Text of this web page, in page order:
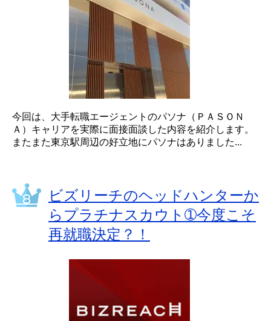
今回は、大手転職エージェントのパソナ（ＰＡＳＯＮ
Ａ）キャリアを実際に面接面談した内容を紹介します。
またまた東京駅周辺の好立地にパソナはありました...
ビズリーチのヘッドハンターか
らプラチナスカウト➀今度こそ
再就職決定？！